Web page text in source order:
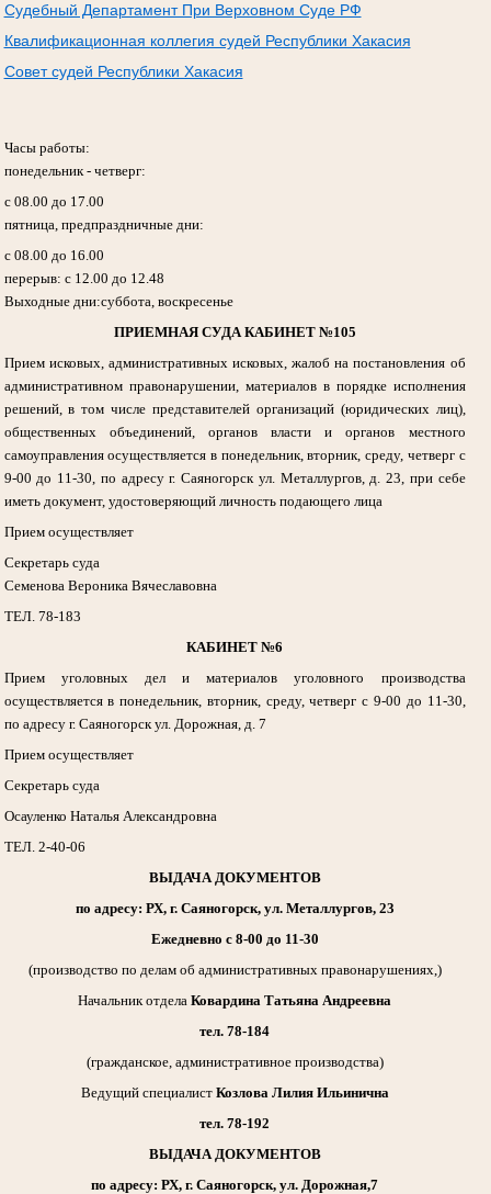
Судебный Департамент При Верховном Суде РФ
Квалификационная коллегия судей Республики Хакасия
Совет судей Республики Хакасия
Часы работы:
понедельник - четверг:
с 08.00 до 17.00
пятница, предпраздничные дни:
с 08.00 до 16.00
перерыв: с 12.00 до 12.48
Выходные дни:суббота, воскресенье
ПРИЕМНАЯ СУДА КАБИНЕТ №105
Прием исковых, административных исковых, жалоб на постановления об
административном правонарушении, материалов в порядке исполнения
решений, в том числе представителей организаций (юридических лиц),
общественных объединений, органов власти и органов местного
самоуправления осуществляется в понедельник, вторник, среду, четверг с
9-00 до 11-30, по адресу г. Саяногорск ул. Металлургов, д. 23, при себе
иметь документ, удостоверяющий личность подающего лица
Прием осуществляет
Секретарь суда
Семенова Вероника Вячеславовна
ТЕЛ. 78-183
КАБИНЕТ №6
Прием уголовных дел и материалов уголовного производства
осуществляется в понедельник, вторник, среду, четверг с 9-00 до 11-30,
по адресу г. Саяногорск ул. Дорожная, д. 7
Прием осуществляет
Секретарь суда
Осауленко Наталья Александровна
ТЕЛ. 2-40-06
ВЫДАЧА ДОКУМЕНТОВ
по адресу: РХ, г. Саяногорск, ул. Металлургов, 23
Ежедневно с 8-00 до 11-30
(производство по делам об административных правонарушениях,)
Начальник отдела Ковардина Татьяна Андреевна
тел. 78-184
(гражданское, административное производства)
Ведущий специалист Козлова Лилия Ильинична
тел. 78-192
ВЫДАЧА ДОКУМЕНТОВ
по адресу: РХ, г. Саяногорск, ул. Дорожная,7